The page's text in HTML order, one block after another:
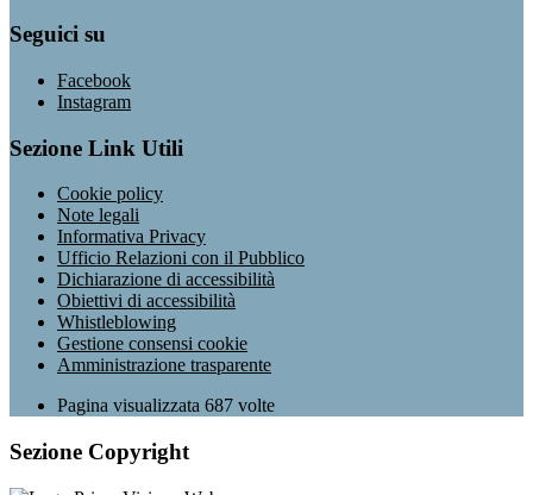
Seguici su
Facebook
Instagram
Sezione Link Utili
Cookie policy
Note legali
Informativa Privacy
Ufficio Relazioni con il Pubblico
Dichiarazione di accessibilità
Obiettivi di accessibilità
Whistleblowing
Gestione consensi cookie
Amministrazione trasparente
Pagina visualizzata 687 volte
Sezione Copyright